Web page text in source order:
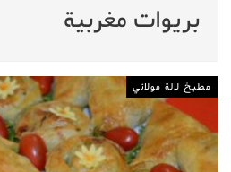
بريوات مغربية
مطبخ لالة مولاتي